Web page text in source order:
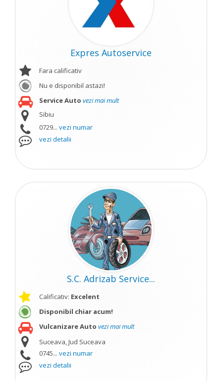
Expres Autoservice
Fara calificativ
Nu e disponibil astazi!
Service Auto vezi mai mult
Sibiu
0729... vezi numar
vezi detalii
S.C. Adrizab Service...
Calificativ: Excelent
Disponibil chiar acum!
Vulcanizare Auto vezi mai mult
Suceava, Jud Suceava
0745... vezi numar
vezi detalii